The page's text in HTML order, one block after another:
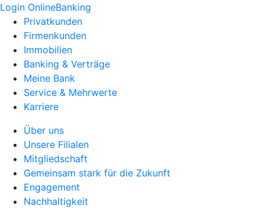
Login OnlineBanking
Privatkunden
Firmenkunden
Immobilien
Banking & Verträge
Meine Bank
Service & Mehrwerte
Karriere
Über uns
Unsere Filialen
Mitgliedschaft
Gemeinsam stark für die Zukunft
Engagement
Nachhaltigkeit